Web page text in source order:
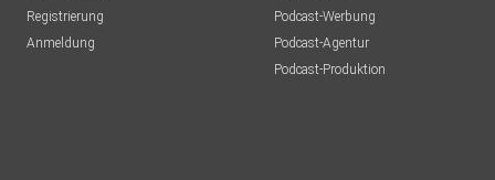
Registrierung
Anmeldung
Podcast-Werbung
Podcast-Agentur
Podcast-Produktion